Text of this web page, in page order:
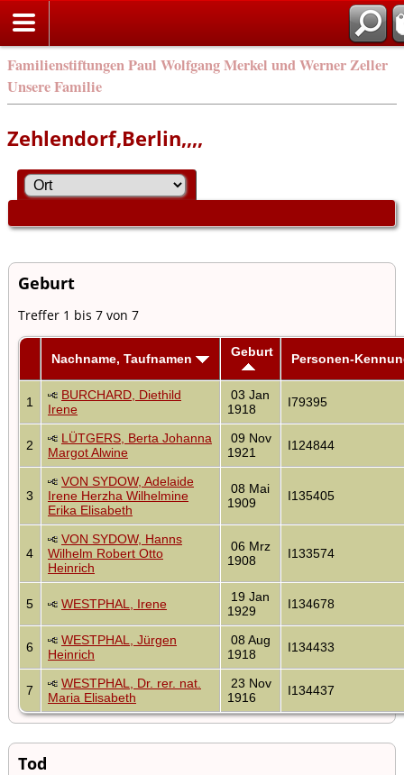
Familienstiftungen Paul Wolfgang Merkel und Werner Zeller
Unsere Familie
Zehlendorf,Berlin,,,,
Geburt
Treffer 1 bis 7 von 7
Nachname, Taufnamen Geburt Personen-
1
BURCHARD, Diethild
Irene
03 Jan
1918
I79395
2
LÜTGERS, Berta Johanna
Margot Alwine
09 Nov
1921
I124844
3
VON SYDOW, Adelaide
Irene Herzha Wilhelmine
Erika Elisabeth
08 Mai
1909
I135405
4
VON SYDOW, Hanns
Wilhelm Robert Otto
Heinrich
06 Mrz
1908
I133574
5 WESTPHAL, Irene
19 Jan
1929
I134678
6
WESTPHAL, Jürgen
Heinrich
08 Aug
1918
I134433
7
WESTPHAL, Dr. rer. nat.
Maria Elisabeth
23 Nov
1916
I134437
Tod